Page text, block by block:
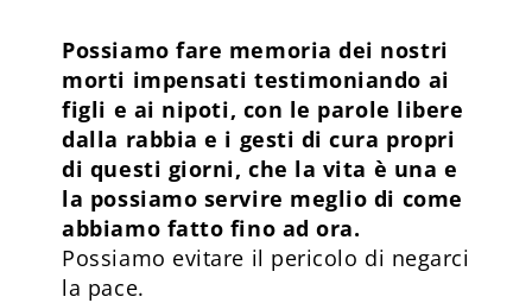
Possiamo fare memoria dei nostri
morti impensati testimoniando ai
figli e ai nipoti, con le parole libere
dalla rabbia e i gesti di cura propri
di questi giorni, che la vita è una e
la possiamo servire meglio di come
abbiamo fatto fino ad ora.
Possiamo evitare il pericolo di negarci
la pace.